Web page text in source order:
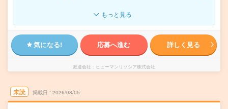
もっと見る
気になる! 応募へ進む 詳しく見る
派遣会社 ヒューマンリソシア株式会社
未読 掲載日 2026/08/05